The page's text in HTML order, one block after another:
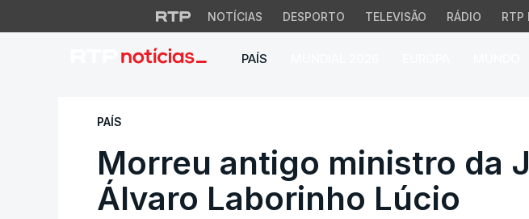
NOTÍCIAS DESPORTO TELEVISÃO RÁDIO RTP
PAÍS
Morreu antigo ministro da
PAÍS
Morreu antigo ministro da
Álvaro Laborinho Lúcio